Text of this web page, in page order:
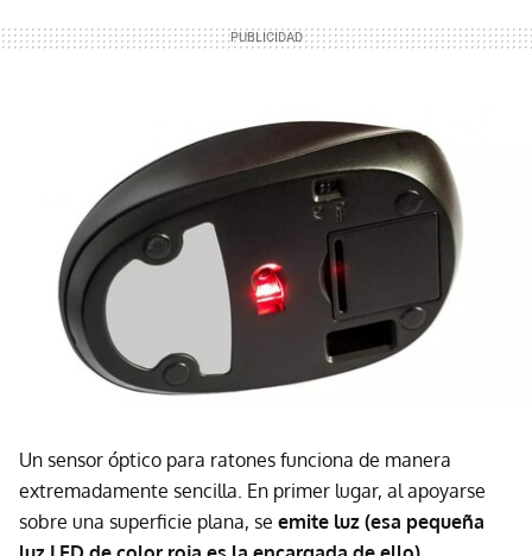
Un sensor óptico para ratones funciona de manera
extremadamente sencilla. En primer lugar, al apoyarse
sobre una superficie plana, se emite luz (esa pequeña